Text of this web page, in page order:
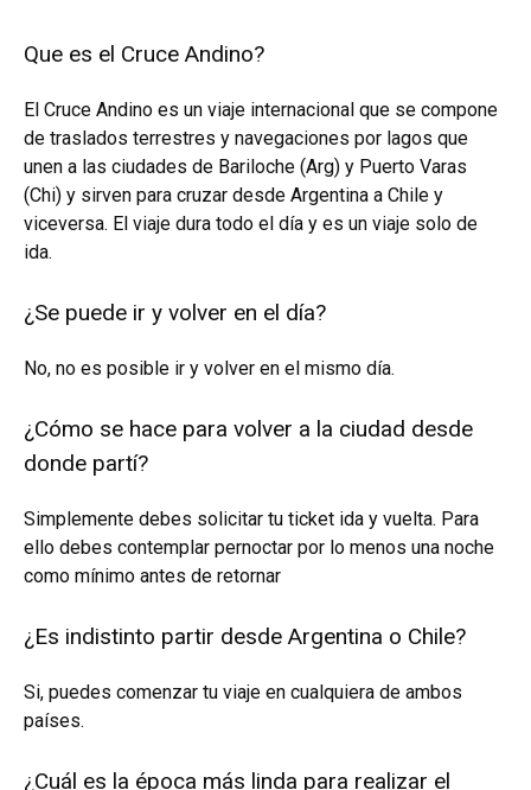
Que es el Cruce Andino?
El Cruce Andino es un viaje internacional que se compone
de traslados terrestres y navegaciones por lagos que
unen a las ciudades de Bariloche (Arg) y Puerto Varas
(Chi) y sirven para cruzar desde Argentina a Chile y
viceversa. El viaje dura todo el día y es un viaje solo de
ida.
¿Se puede ir y volver en el día?
No, no es posible ir y volver en el mismo día.
¿Cómo se hace para volver a la ciudad desde
donde partí?
Simplemente debes solicitar tu ticket ida y vuelta. Para
ello debes contemplar pernoctar por lo menos una noche
como mínimo antes de retornar
¿Es indistinto partir desde Argentina o Chile?
Si, puedes comenzar tu viaje en cualquiera de ambos
países.
¿Cuál es la época más linda para realizar el